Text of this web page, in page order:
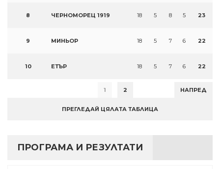
8 ЧЕРНОМОРЕЦ 1919 18 5 8 5 23
9 МИНЬОР 18 5 7 6 22
10 ЕТЪР 18 5 7 6 22
1 2 НАПРЕД
ПРЕГЛЕДАЙ ЦЯЛАТА ТАБЛИЦА
ПРОГРАМА И РЕЗУЛТАТИ